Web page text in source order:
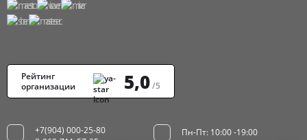
Рейтинг
организации
5,0/5
+7(904) 000-25-80
Пн-Пт: 10:00 -19:00